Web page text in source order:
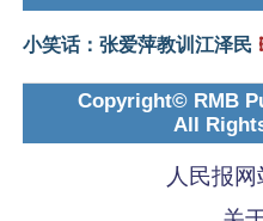
小笑话：张爱萍教训江泽民
Copyright© RMB
All
人民报